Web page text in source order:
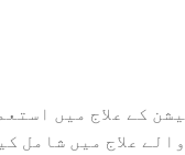
کے علاج میں
علاج میں شامل